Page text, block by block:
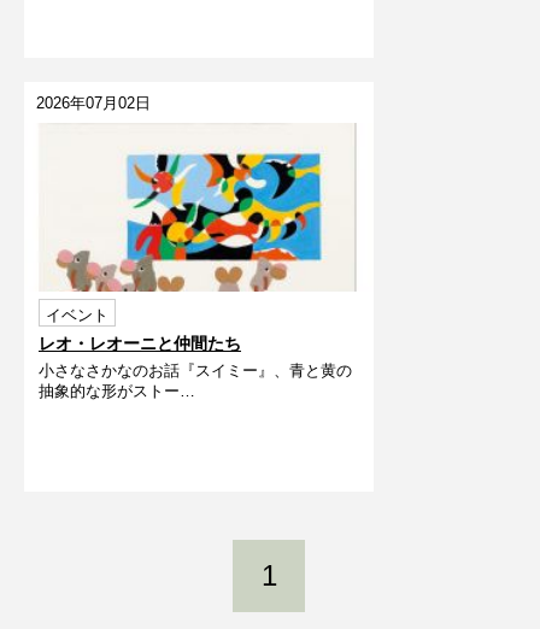
2026年07月02日
イベント
レオ・レオーニと仲間たち
小さなさかなのお話『スイミー』、青と黄の
抽象的な形がストー…
1